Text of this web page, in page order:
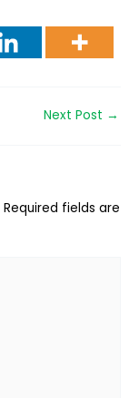
Next Post →
Required fields are